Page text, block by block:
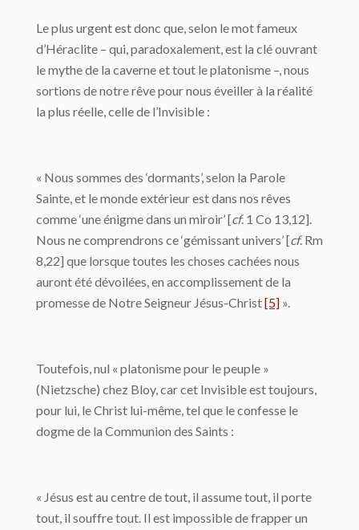
Le plus urgent est donc que, selon le mot fameux
d’Héraclite – qui, paradoxalement, est la clé ouvrant
le mythe de la caverne et tout le platonisme –, nous
sortions de notre rêve pour nous éveiller à la réalité
la plus réelle, celle de l’Invisible :
« Nous sommes des ‘dormants’, selon la Parole
Sainte, et le monde extérieur est dans nos rêves
comme ‘une énigme dans un miroir’ [cf. 1 Co 13,12].
Nous ne comprendrons ce ‘gémissant univers’ [cf. Rm
8,22] que lorsque toutes les choses cachées nous
auront été dévoilées, en accomplissement de la
promesse de Notre Seigneur Jésus-Christ[5] ».
Toutefois, nul « platonisme pour le peuple »
(Nietzsche) chez Bloy, car cet Invisible est toujours,
pour lui, le Christ lui-même, tel que le confesse le
dogme de la Communion des Saints :
« Jésus est au centre de tout, il assume tout, il porte
tout, il souffre tout. Il est impossible de frapper un